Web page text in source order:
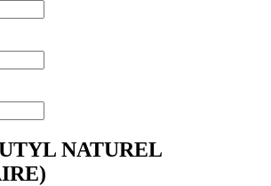
NATUREL